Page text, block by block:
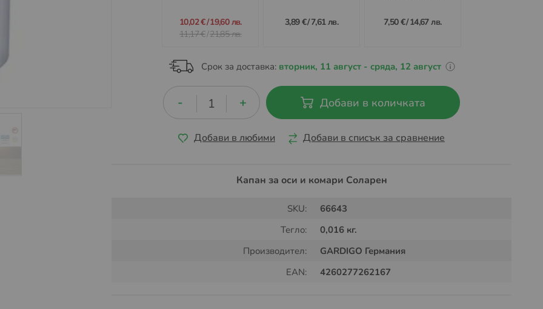
10,02 €/19,60 лв.
11,17 €/21,85 лв.
3,89 €/7,61 лв. 7,50 €/14,67 лв.
Срок за доставка: вторник, 11 август - сряда, 12 август
Добави в количката
Добави в любими Добави в списък за сравнение
Капан за оси и комари Соларен
SKU:
66643
Тегло:
0,016 кг.
Производител:
GARDIGO Германия
EAN:
4260277262167